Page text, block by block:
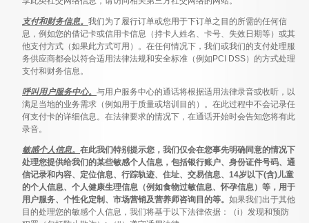
支付和财务信息。 我们为了履行订单或您用于下订单之目的所需的任何信
息，例如您的借记卡或信用卡信息（持卡人姓名、卡号、失效日期等）或其
他支付方式（如果此方式可用）。在任何情况下，我们或我们的支付处理服
务供应商都会以符合适用法律法规和安全标准（例如PCI DSS）的方式处理
支付和财务信息。
呼叫用户服务中心。 与用户服务中心的通话将根据适用法律录音或收听，以
满足当地的业务需求（例如用于质量或培训目的）。在此过程中不会记录任
何支付卡的详细信息。在法律要求的情况下，在通话开始时会告知您将有此
录音。
敏感个人信息。 在此我们特别提示您，我们仅会在您事先明确同意的情况下
处理您提供给我们的某些敏感个人信息，包括银行账户、身份证件号码、通
信记录和内容、定位信息、行踪轨迹、住址、交易信息、14岁以下(含)儿童
的个人信息、个人健康生理信息（例如食物过敏信息、怀孕信息）等，用于
用户服务、个性化定制、市场营销及营养师咨询目的等。 如果我们出于其他
目的处理您的敏感个人信息，我们将基于以下法律依据：（i）发现和预防